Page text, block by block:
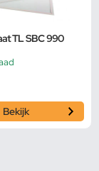
TL SBC 990
Bekijk